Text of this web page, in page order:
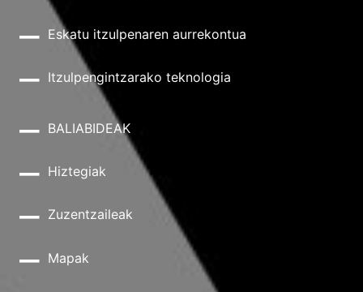
Eskatu itzulpenaren aurrekontua
Itzulpengintzarako teknologia
BALIABIDEAK
Hiztegiak
Zuzentzaileak
Mapak